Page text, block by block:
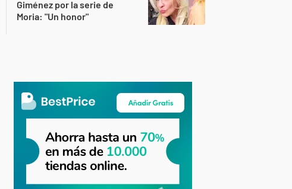
Giménez por la serie de
Moria: "Un honor"